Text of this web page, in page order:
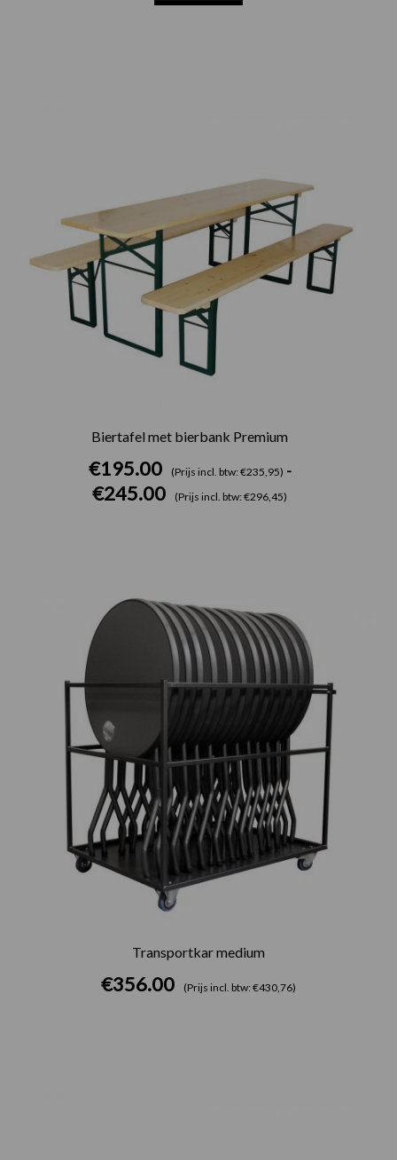
Biertafel met bierbank Premium
€195.00 (Prijs incl. btw: €235,95) -
€245.00 (Prijs incl. btw: €296,45)
Transportkar medium
€356.00 (Prijs incl. btw: €430,76)